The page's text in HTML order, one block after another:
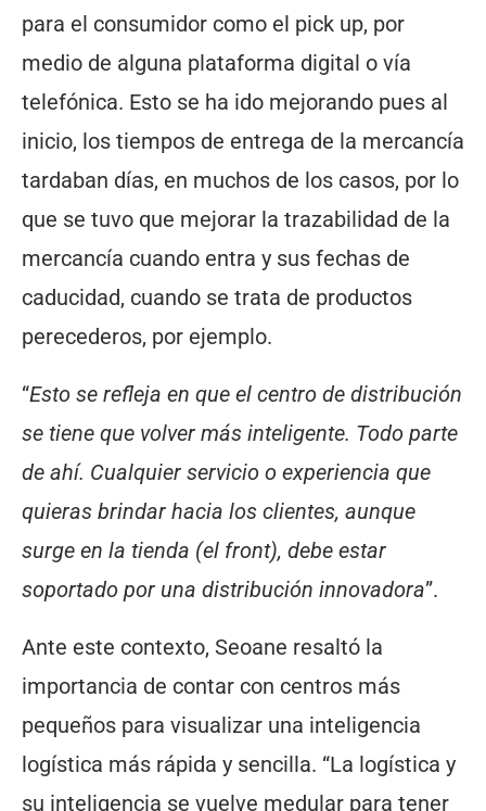
para el consumidor como el pick up, por
medio de alguna plataforma digital o vía
telefónica. Esto se ha ido mejorando pues al
inicio, los tiempos de entrega de la mercancía
tardaban días, en muchos de los casos, por lo
que se tuvo que mejorar la trazabilidad de la
mercancía cuando entra y sus fechas de
caducidad, cuando se trata de productos
perecederos, por ejemplo.
“Esto se refleja en que el centro de distribución
se tiene que volver más inteligente. Todo parte
de ahí. Cualquier servicio o experiencia que
quieras brindar hacia los clientes, aunque
surge en la tienda (el front), debe estar
soportado por una distribución innovadora”.
Ante este contexto, Seoane resaltó la
importancia de contar con centros más
pequeños para visualizar una inteligencia
logística más rápida y sencilla. “La logística y
su inteligencia se vuelve medular para tener